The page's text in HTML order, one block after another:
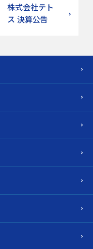
株式会社テト
ス 決算公告